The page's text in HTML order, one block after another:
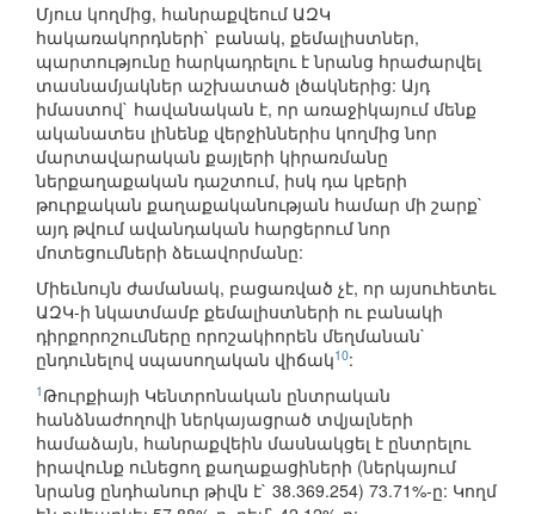
Մյուս կողմից, հանրաքվեում ԱԶԿ
հակառակորդների` բանակ, քեմալիստներ,
պարտությունը հարկադրելու է նրանց հրաժարվել
տասնամյակներ աշխատած լծակներից: Այդ
իմաստով` հավանական է, որ առաջիկայում մենք
ականատես լինենք վերջիններիս կողմից նոր
մարտավարական քայլերի կիրառմանը
ներքաղաքական դաշտում, իսկ դա կբերի
թուրքական քաղաքականության համար մի շարք`
այդ թվում ավանդական հարցերում նոր
մոտեցումների ձեւավորմանը:
Միեւնույն ժամանակ, բացառված չէ, որ այսուհետեւ
ԱԶԿ-ի նկատմամբ քեմալիստների ու բանակի
դիրքորոշումները որոշակիորեն մեղմանան`
ընդունելով սպասողական վիճակ10:
1 Թուրքիայի Կենտրոնական ընտրական
հանձնաժողովի ներկայացրած տվյալների
համաձայն, հանրաքվեին մասնակցել է ընտրելու
իրավունք ունեցող քաղաքացիների (ներկայում
նրանց ընդհանուր թիվն է` 38.369.254) 73.71%-ը: Կողմ